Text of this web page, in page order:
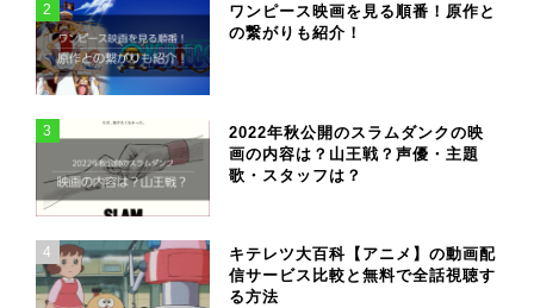
2
ワンピース映画を見る順番！原作と
の繋がりも紹介！
3
2022年秋公開のスラムダンクの映
画の内容は？山王戦？声優・主題
歌・スタッフは？
4
キテレツ大百科【アニメ】の動画配
信サービス比較と無料で全話視聴す
る方法